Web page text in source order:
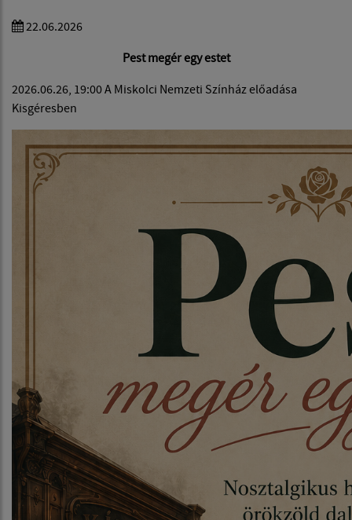
22.06.2026
Pest megér egy estet
2026.06.26, 19:00 A Miskolci Nemzeti Színház előadása
Kisgéresben